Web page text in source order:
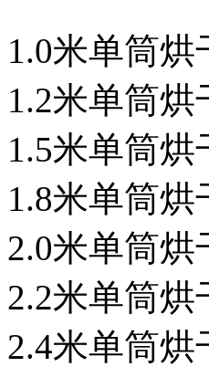
1.0米单筒烘
1.2米单筒烘
1.5米单筒烘
1.8米单筒烘
2.0米单筒烘
2.2米单筒烘
2.4米单筒烘